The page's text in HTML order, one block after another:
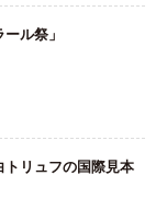
ル祭」
リュフの国際見本